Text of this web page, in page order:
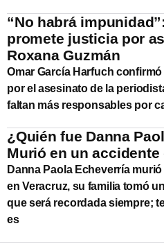
“No habrá
promete justicia por
Roxana Guzmán
Omar García Harfuch
por el asesinato de la
faltan más responsables por
¿Quién fue Danna
Murió en un accidente
Danna Paola Echeverría
en Veracruz, su familia tomó
que será recordada siempre;
es